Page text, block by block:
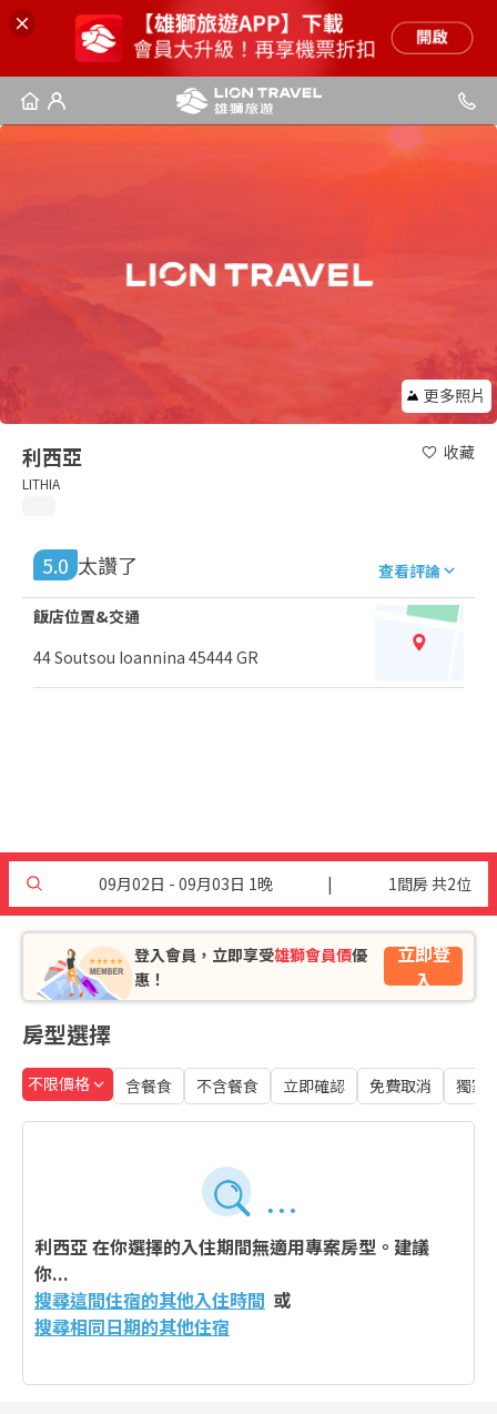
更多照片
利西亞
LITHIA
收藏
5.0 太讚了 查看評論
飯店位置&交通
44 Soutsou Ioannina 45444 GR
09月02日 - 09月03日 1晚 | 1間房 共2位
登入會員，立即享受雄獅會員價優
惠！
立即登
入
房型選擇
不限價格 含餐食 不含餐食 立即確認 免費取消 獨家
利西亞在你選擇的入住期間無適用專案房型。建議
你...
搜尋這間住宿的其他入住時間 或
搜尋相同日期的其他住宿